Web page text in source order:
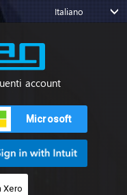
Italiano
account
Microsoft
Xero